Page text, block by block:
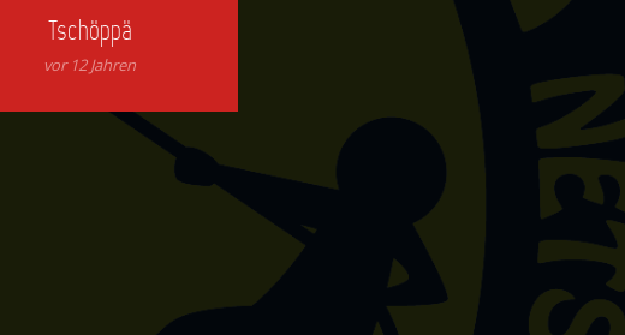
Tschöppä
vor 12 Jahren